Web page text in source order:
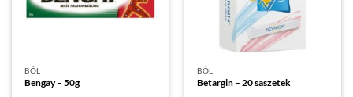
BÓL
Bengay – 50g
BÓL
Betargin – 20 saszetek